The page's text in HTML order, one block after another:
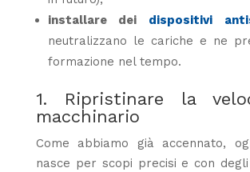
installare dei dispositivi
neutralizzano le cariche e ne
formazione nel tempo.
1. Ripristinare la
macchinario
Come abbiamo già accennato,
nasce per scopi precisi e con